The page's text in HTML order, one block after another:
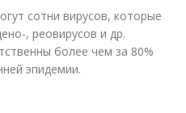
сотни вирусов, которые
, реовирусов и др.
более чем за 80%
эпидемии.